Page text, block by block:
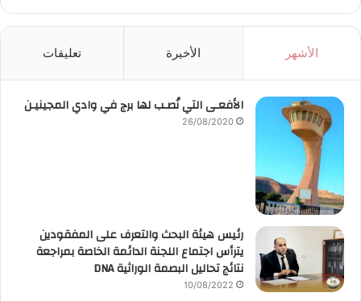
الأشهر الأخيرة تعليقات
الأفعـى التي نُصـب لها برج في وادي المجينيـن
26/08/2020
رئيس هيئة البحث والتعرف على المفقودين
يترأس اجتماع اللجنة الدائمة الخاصة بمراجعة
نتائج تحاليل البصمة الوراثية DNA
10/08/2022